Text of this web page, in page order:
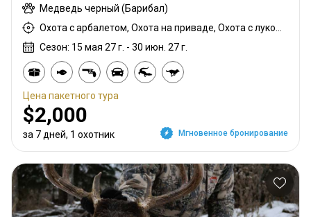
Медведь черный (Барибал)
Сезон: 15 мая 27 г. - 30 июн. 27 г.
Цена пакетного тура
$2,000
за 7 дней, 1 охотник Мгновенное бронирование